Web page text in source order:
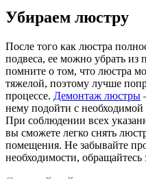
Убираем люстру
После того как люстра
подвеса, ее можно убрать из
помните о том, что люстра
тяжелой, поэтому лучше
процессе. Демонтаж люстры
нему подойти с
При соблюдении всех
вы сможете легко снять
помещения. Не забывайте
необходимости,